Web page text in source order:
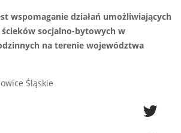
wspomaganie działań umożliwiających
socjalno-bytowych w
na terenie województwa
Śląskie